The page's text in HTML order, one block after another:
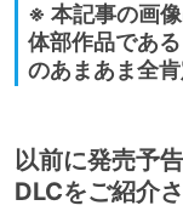
※ 本記事の画
体部作品であ
のあまあま全
以前に発売予
DLCをご紹介